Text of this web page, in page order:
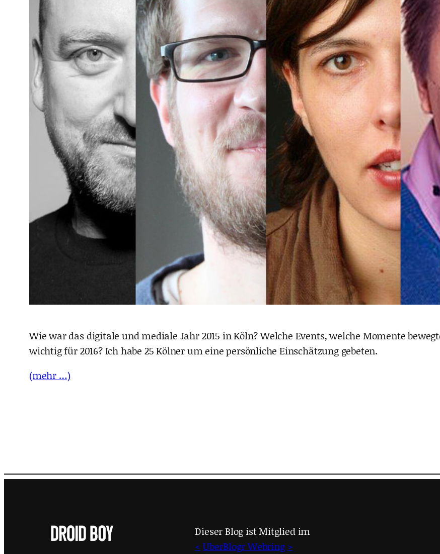
Wie war das digitale und mediale Jahr 2015 in Köln? Welche Events, welche Momente
wichtig für 2016? Ich habe 25 Kölner um eine persönliche Einschätzung gebeten.
(mehr …)
Dieser Blog ist Mitglied im
< UberBlogr Webring >